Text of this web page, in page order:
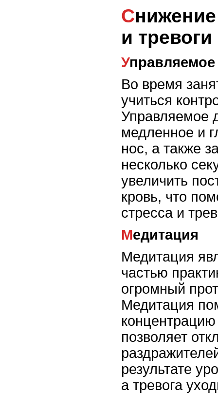
Снижение уровня стресса
и тревоги
Во время
учиться
Управляемое
медленное и
нос, а также
несколько
увеличить
кровь, что
стресса и
Медитация
Медитация
частью
огромный
Медитация
концентрацию
позволяет
результате
а тревога